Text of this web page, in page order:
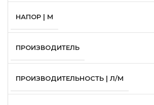
НАПОР | М
ПРОИЗВОДИТЕЛЬ
ПРОИЗВОДИТЕЛЬНОСТЬ | Л/М